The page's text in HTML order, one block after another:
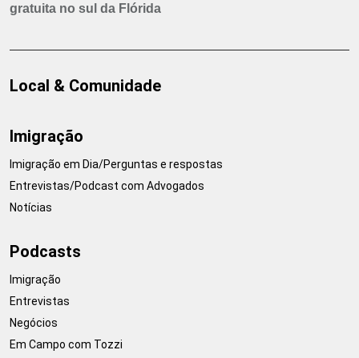
gratuita no sul da Flórida
Local & Comunidade
Imigração
Imigração em Dia/Perguntas e respostas
Entrevistas/Podcast com Advogados
Notícias
Podcasts
Imigração
Entrevistas
Negócios
Em Campo com Tozzi